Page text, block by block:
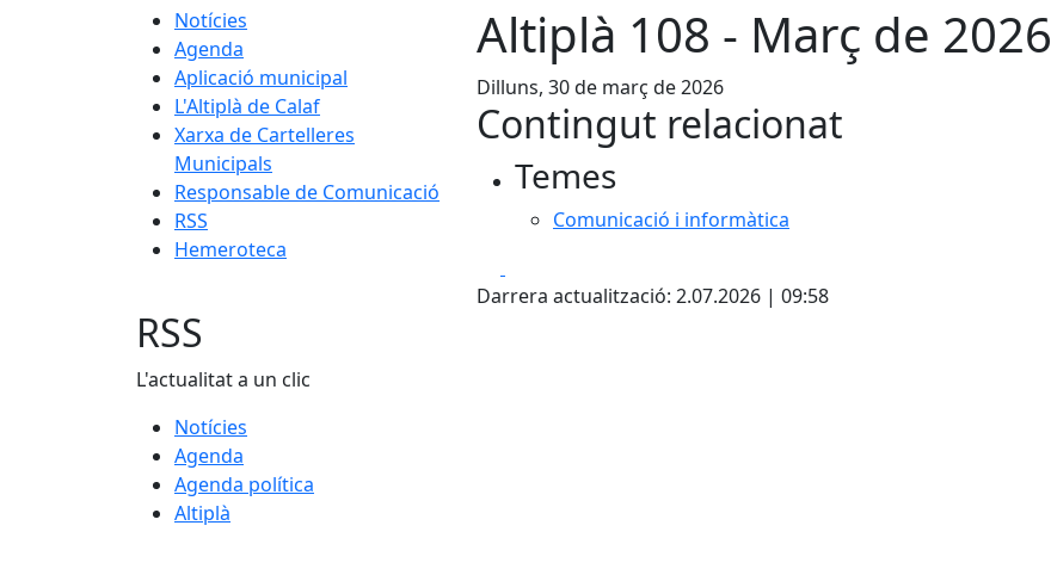
Notícies
Agenda
Aplicació municipal
L'Altiplà de Calaf
Xarxa de Cartelleres
Municipals
Responsable de Comunicació
RSS
Hemeroteca
Altiplà 108 - Març de 2026
Dilluns, 30 de març de 2026
Contingut relacionat
Temes
Comunicació i informàtica
Darrera actualització: 2.07.2026 | 09:58
RSS
L'actualitat a un clic
Notícies
Agenda
Agenda política
Altiplà